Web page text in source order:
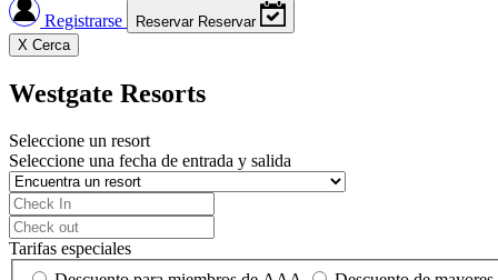
Registrarse Reservar Reservar
X Cerca
Westgate Resorts
Seleccione un resort
Seleccione una fecha de entrada y salida
Tarifas especiales